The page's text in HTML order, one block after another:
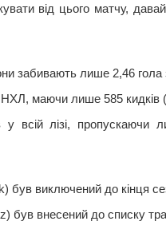
від цього матчу,
забивають лише 2,46 гола
маючи лише 585 кидків
у всій лізі,
був виключений до кінця
був внесений до списку